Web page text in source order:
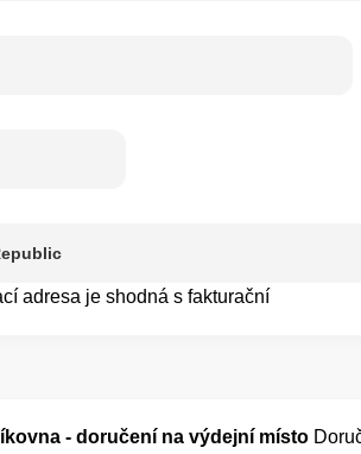
adresa je shodná s fakturační
- doručení na výdejní místo